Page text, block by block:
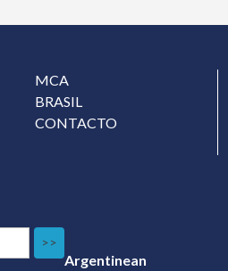
MCA
BRASIL
CONTACTO
>>
Argentinean